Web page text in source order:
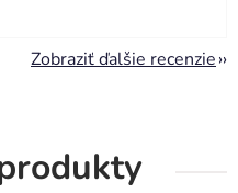
Zobraziť ďalšie recenzie